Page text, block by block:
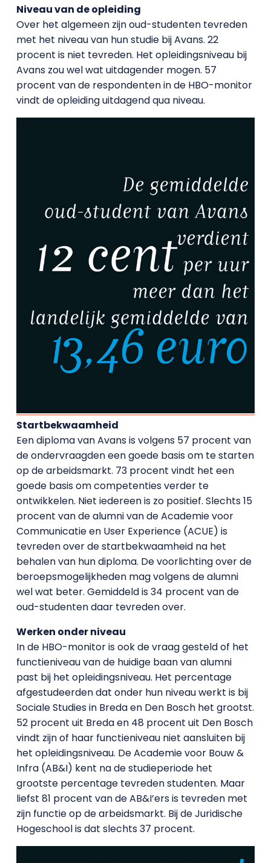
Niveau van de opleiding
Over het algemeen zijn oud-studenten tevreden
met het niveau van hun studie bij Avans. 22
procent is niet tevreden. Het opleidingsniveau bij
Avans zou wel wat uitdagender mogen. 57
procent van de respondenten in de HBO-monitor
vindt de opleiding uitdagend qua niveau.
Startbekwaamheid
Een diploma van Avans is volgens 57 procent van
de ondervraagden een goede basis om te starten
op de arbeidsmarkt. 73 procent vindt het een
goede basis om competenties verder te
ontwikkelen. Niet iedereen is zo positief. Slechts 15
procent van de alumni van de Academie voor
Communicatie en User Experience (ACUE) is
tevreden over de startbekwaamheid na het
behalen van hun diploma. De voorlichting over de
beroepsmogelijkheden mag volgens de alumni
wel wat beter. Gemiddeld is 34 procent van de
oud-studenten daar tevreden over.
Werken onder niveau
In de HBO-monitor is ook de vraag gesteld of het
functieniveau van de huidige baan van alumni
past bij het opleidingsniveau. Het percentage
afgestudeerden dat onder hun niveau werkt is bij
Sociale Studies in Breda en Den Bosch het grootst.
52 procent uit Breda en 48 procent uit Den Bosch
vindt zijn of haar functieniveau niet aansluiten bij
het opleidingsniveau. De Academie voor Bouw &
Infra (AB&I) kent na de studieperiode het
grootste percentage tevreden studenten. Maar
liefst 81 procent van de AB&I’ers is tevreden met
zijn functie op de arbeidsmarkt. Bij de Juridische
Hogeschool is dat slechts 37 procent.